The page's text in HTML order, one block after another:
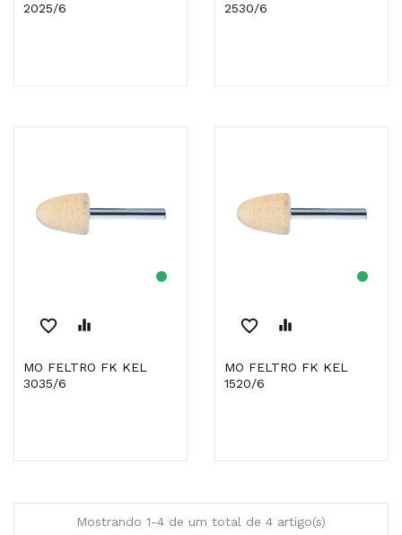
2025/6
2530/6
favorite_border equalizer
MO FELTRO FK KEL
3035/6
favorite_border equalizer
MO FELTRO FK KEL
1520/6
Mostrando 1-4 de um total de 4 artigo(s)